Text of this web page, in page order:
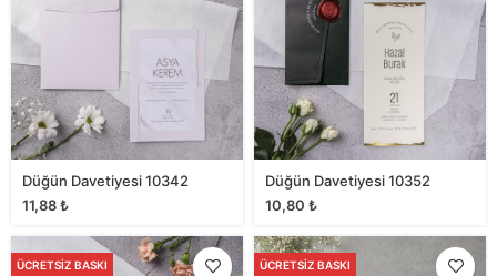
Düğün Davetiyesi 10342
11,88₺
Düğün Davetiyesi 10352
10,80 ₺
ÜCRETSIZ BASKI ÜCRETSIZ BASKI